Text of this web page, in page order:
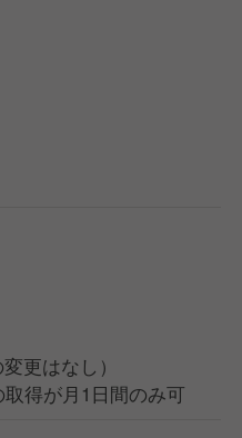
更はなし）
得が月1日間のみ可